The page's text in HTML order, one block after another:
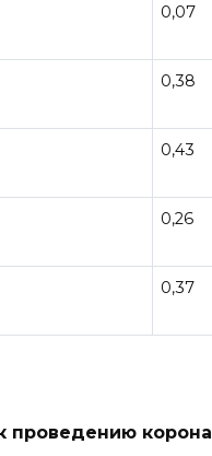
0,07
0,38
0,43
0,26
0,37
проведению